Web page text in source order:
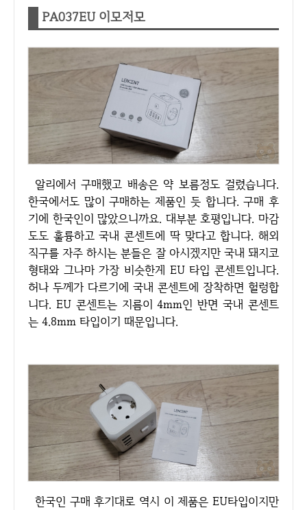
PA037EU 이모저모
알리에서 구매했고 배송은 약 보름정도 걸렸습니다.
한국에서도 많이 구매하는 제품인 듯 합니다. 구매 후
기에 한국인이 많았으니까요. 대부분 호평입니다. 마감
도도 훌륭하고 국내 콘센트에 딱 맞다고 합니다. 해외
직구를 자주 하시는 분들은 잘 아시겠지만 국내 돼지코
형태와 그나마 가장 비슷한게 EU 타입 콘센트입니다.
허나 두께가 다르기에 국내 콘센트에 장착하면 헐렁합
니다. EU 콘센트는 지름이 4mm인 반면 국내 콘센트
는 4.8mm 타입이기 때문입니다.
한국인 구매 후기대로 역시 이 제품은 EU타입이지만